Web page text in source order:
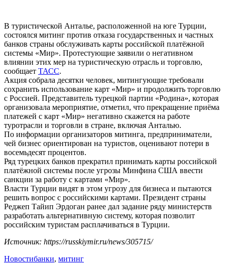
В туристической Анталье, расположенной на юге Турции,
состоялся митинг против отказа государственных и частных
банков страны обслуживать карты российской платёжной
системы «Мир». Протестующие заявили о негативном
влиянии этих мер на туристическую отрасль и торговлю,
сообщает ТАСС.
Акция собрала десятки человек, митингующие требовали
сохранить использование карт «Мир» и продолжить торговлю
с Россией. Представитель турецкой партии «Родина», которая
организовала мероприятие, отметил, что прекращение приёма
платежей с карт «Мир» негативно скажется на работе
туротрасли и торговли в стране, включая Анталью.
По информации организаторов митинга, предприниматели,
чей бизнес ориентирован на туристов, оценивают потери в
восемьдесят процентов.
Ряд турецких банков прекратил принимать карты российской
платёжной системы после угрозы Минфина США ввести
санкции за работу с картами «Мир».
Власти Турции видят в этом угрозу для бизнеса и пытаются
решить вопрос с российскими картами. Президент страны
Реджеп Тайип Эрдоган ранее дал задание ряду министерств
разработать альтернативную систему, которая позволит
российским туристам расплачиваться в Турции.
Источник: https://russkiymir.ru/news/305715/
Новостибанки, митинг